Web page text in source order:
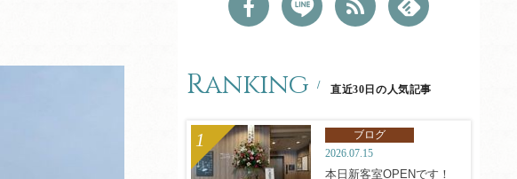
Ranking 直近30日の人気記事
ブログ
2026.07.15
本日新客室OPENです！